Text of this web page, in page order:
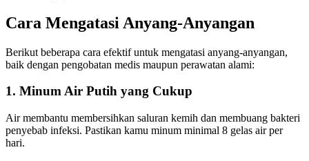
Cara Mengatasi Anyang-Anyangan
Berikut beberapa cara efektif untuk mengatasi anyang-anyangan,
baik dengan pengobatan medis maupun perawatan alami:
1. Minum Air Putih yang Cukup
Air membantu membersihkan saluran kemih dan membuang bakteri
penyebab infeksi. Pastikan kamu minum minimal 8 gelas air per
hari.